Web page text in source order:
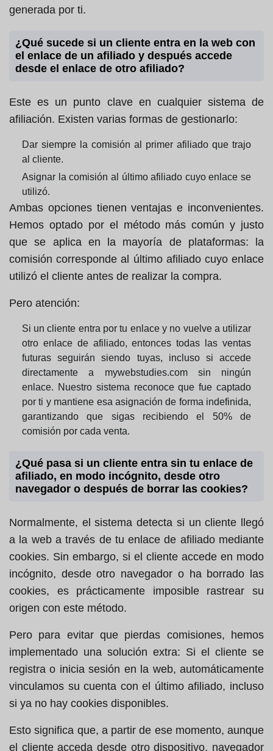
generada por ti.
¿Qué sucede si un cliente entra en la web con
el enlace de un afiliado y después accede
desde el enlace de otro afiliado?
Este es un punto clave en cualquier sistema de
afiliación. Existen varias formas de gestionarlo:
Dar siempre la comisión al primer afiliado que trajo
al cliente.
Asignar la comisión al último afiliado cuyo enlace se
utilizó.
Ambas opciones tienen ventajas e inconvenientes.
Hemos optado por el método más común y justo
que se aplica en la mayoría de plataformas: la
comisión corresponde al último afiliado cuyo enlace
utilizó el cliente antes de realizar la compra.
Pero atención:
Si un cliente entra por tu enlace y no vuelve a utilizar
otro enlace de afiliado, entonces todas las ventas
futuras seguirán siendo tuyas, incluso si accede
directamente a mywebstudies.com sin ningún
enlace. Nuestro sistema reconoce que fue captado
por ti y mantiene esa asignación de forma indefinida,
garantizando que sigas recibiendo el 50% de
comisión por cada venta.
¿Qué pasa si un cliente entra sin tu enlace de
afiliado, en modo incógnito, desde otro
navegador o después de borrar las cookies?
Normalmente, el sistema detecta si un cliente llegó
a la web a través de tu enlace de afiliado mediante
cookies. Sin embargo, si el cliente accede en modo
incógnito, desde otro navegador o ha borrado las
cookies, es prácticamente imposible rastrear su
origen con este método.
Pero para evitar que pierdas comisiones, hemos
implementado una solución extra: Si el cliente se
registra o inicia sesión en la web, automáticamente
vinculamos su cuenta con el último afiliado, incluso
si ya no hay cookies disponibles.
Esto significa que, a partir de ese momento, aunque
el cliente acceda desde otro dispositivo, navegador